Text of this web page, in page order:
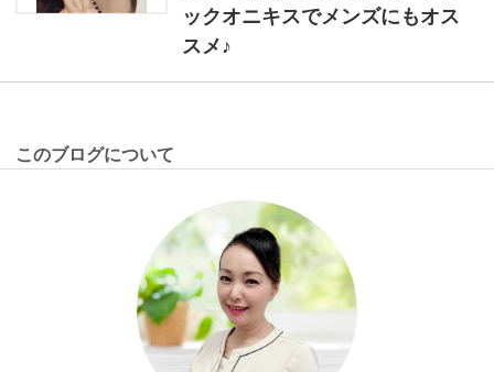
ックオニキスでメンズにもオス
スメ♪
このブログについて